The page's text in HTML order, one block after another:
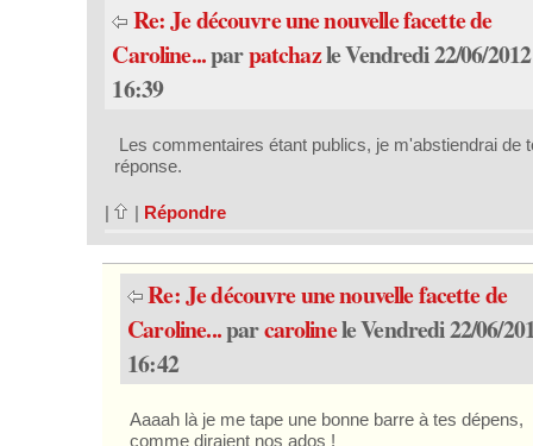
Re: Je découvre une nouvelle facette de
Caroline...parpatchazle Vendredi 22/06/
16:39
Les commentaires étant publics, je m'abstiendrai de
réponse.
| | Répondre
Re: Je découvre une nouvelle facette de
Caroline...parcarolinele Vendredi 22/06/
16:42
Aaaah là je me tape une bonne barre à tes dépens,
comme diraient nos ados !